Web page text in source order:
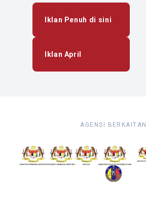
Iklan Penuh di sini
Iklan April
AGENSI BERKAITAN